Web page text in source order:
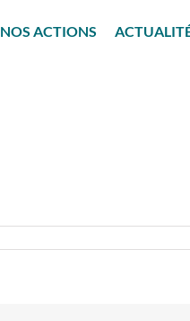
NOS ACTIONS